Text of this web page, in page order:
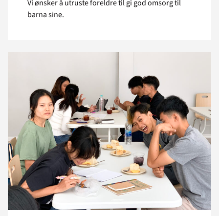
Vi ønsker å utruste foreldre til gi god omsorg til
barna sine.
gjennom
utdanning
i
Thailand"